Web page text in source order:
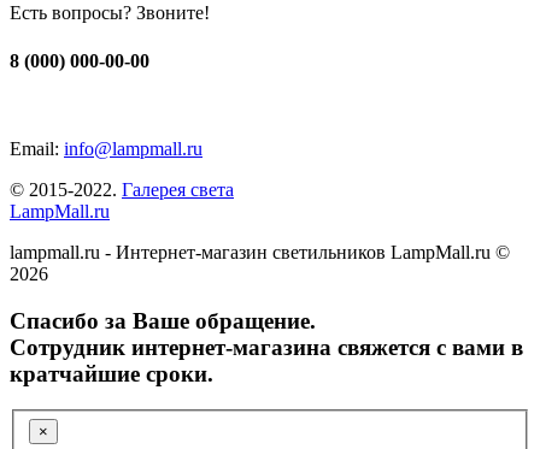
Есть вопросы? Звоните!
8 (000) 000-00-00
Email: info@lampmall.ru
© 2015-2022. Галерея света
LampMall.ru
lampmall.ru - Интернет-магазин светильников LampMall.ru ©
2026
Спасибо за Ваше обращение.
Сотрудник интернет-магазина свяжется с вами в
кратчайшие сроки.
×